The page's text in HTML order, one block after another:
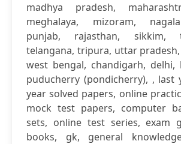
madhya pradesh,
meghalaya, mizoram,
punjab, rajasthan, sikkim,
telangana, tripura, uttar
west bengal, chandigarh, delhi,
puducherry (pondicherry), , last
year solved papers, online
mock test papers, computer
sets, online test series, exam
books, gk, general